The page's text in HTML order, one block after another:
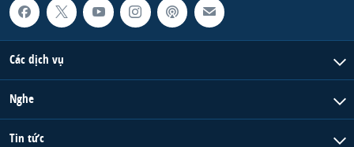
Các dịch vụ
Nghe
Tin tức